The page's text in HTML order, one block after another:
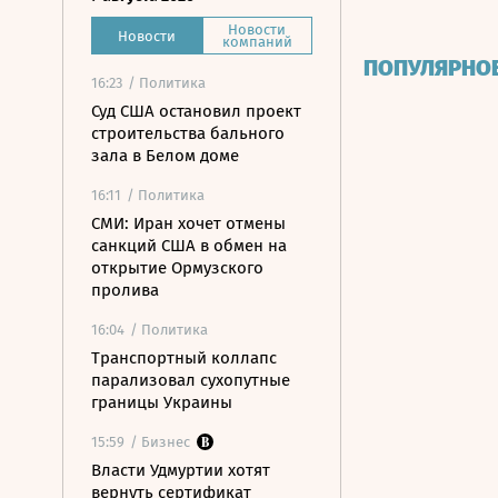
Новости Новости
компаний
16:23 / Политика
Суд США остановил проект
строительства бального
зала в Белом доме
16:11 / Политика
СМИ: Иран хочет отмены
санкций США в обмен на
открытие Ормузского
пролива
16:04 / Политика
Транспортный коллапс
парализовал сухопутные
границы Украины
15:59 / Бизнес
Власти Удмуртии хотят
вернуть сертификат